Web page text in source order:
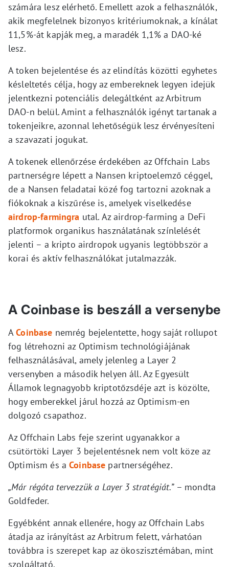
számára lesz elérhető. Emellett azok a felhasználók,
akik megfelelnek bizonyos kritériumoknak, a kínálat
11,5%-át kapják meg, a maradék 1,1% a DAO-ké
lesz.
A token bejelentése és az elindítás közötti egyhetes
késleltetés célja, hogy az embereknek legyen idejük
jelentkezni potenciális delegáltként az Arbitrum
DAO-n belül. Amint a felhasználók igényt tartanak a
tokenjeikre, azonnal lehetőségük lesz érvényesíteni
a szavazati jogukat.
A tokenek ellenőrzése érdekében az Offchain Labs
partnerségre lépett a Nansen kriptoelemző céggel,
de a Nansen feladatai közé fog tartozni azoknak a
fiókoknak a kiszűrése is, amelyek viselkedése
airdrop-farmingra utal. Az airdrop-farming a DeFi
platformok organikus használatának színlelését
jelenti – a kripto airdropok ugyanis legtöbbször a
korai és aktív felhasználókat jutalmazzák.
A Coinbase is beszáll a versenybe
ACoinbase nemrég bejelentette, hogy saját rollupot
fog létrehozni az Optimism technológiájának
felhasználásával, amely jelenleg a Layer 2
versenyben a második helyen áll. Az Egyesült
Államok legnagyobb kriptotőzsdéje azt is közölte,
hogy emberekkel járul hozzá az Optimism-en
dolgozó csapathoz.
Az Offchain Labs feje szerint ugyanakkor a
csütörtöki Layer 3 bejelentésnek nem volt köze az
Optimism és aCoinbase partnerségéhez.
„Már régóta tervezzük a Layer 3 stratégiát.”– mondta
Goldfeder.
Egyébként annak ellenére, hogy az Offchain Labs
átadja az irányítást az Arbitrum felett, várhatóan
továbbra is szerepet kap az ökoszisztémában, mint
szolgáltató.